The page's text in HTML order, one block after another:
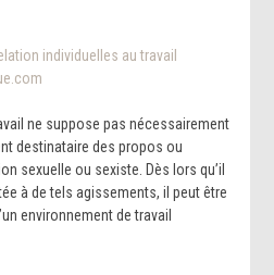
individuelles au travail
ne suppose pas nécessairement
destinataire des propos ou
sexuelle ou sexiste. Dès lors qu’il
à de tels agissements, il peut être
environnement de travail